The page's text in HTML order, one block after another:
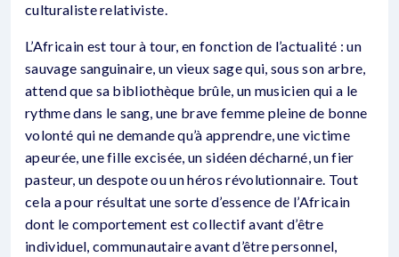
culturaliste relativiste.
L’Africain est tour à tour, en fonction de l’actualité : un
sauvage sanguinaire, un vieux sage qui, sous son arbre,
attend que sa bibliothèque brûle, un musicien qui a le
rythme dans le sang, une brave femme pleine de bonne
volonté qui ne demande qu’à apprendre, une victime
apeurée, une fille excisée, un sidéen décharné, un fier
pasteur, un despote ou un héros révolutionnaire. Tout
cela a pour résultat une sorte d’essence de l’Africain
dont le comportement est collectif avant d’être
individuel, communautaire avant d’être personnel,